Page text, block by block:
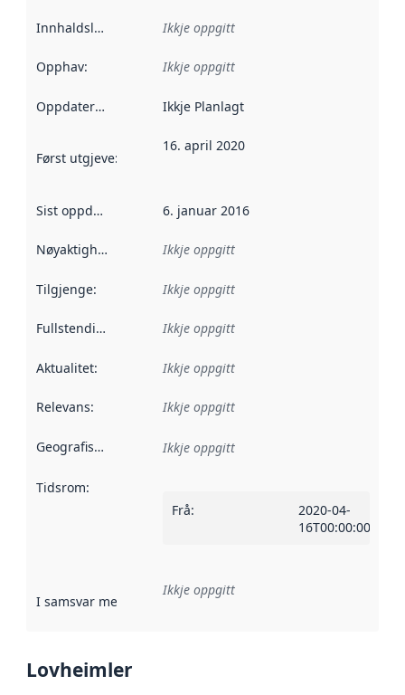
Innhaldsleverandørar :
Ikkje oppgitt
Opphav: Ikkje oppgitt
Oppdateringsfrekvens :
Ikkje Planlagt
Først utgjeve: Denne datoen seier når dataa i dette
16. april 2020
Sist oppdatert 6. januar 2016
Nøyaktigheit Ikkje oppgitt
Tilgjenge: Ikkje oppgitt
Fullstendigheit Ikkje oppgitt
Aktualitet: Ikkje oppgitt
Relevans: Ikkje oppgitt
Geografisk område Ikkje oppgitt
Tidsrom:
Frå:
2020-04-
16T00:00:00Z
I samsvar med Referanse til ei implementeringsregel eller
Ikkje oppgitt
Lovheimler